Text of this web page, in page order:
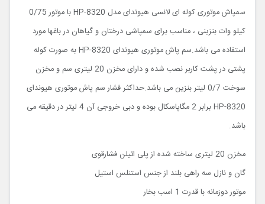
سمپاش موتوری کوله ای لانسی هیوندای مدل HP-8320 با موتور 0/75
کیلو وات بنزینی ، مناسب برای سمپاشی درختان و گیاهان در باغها مورد
استفاده می باشد.سم پاش موتوری هیوندای HP-8320 به صورت کوله
پشتی در پشت کاربر نصب شده و دارای مخزن 20 لیتری سم و مخزن
سوخت 0/7 لیتر بنزین می باشد.حداکثر فشار سم پاش موتوری هیوندای
HP-8320 برابر 2 مگاپاسکال بوده و دبی خروجی آن 4 لیتر در دقیقه می
باشد.
مخزن 20 لیتری ساخته شده از پلی اتیلن فشارقوی
گان و نازل سه راهی بلند از جنس استنلس استیل
موتور دوزمانه با قدرت 1 اسب بخار